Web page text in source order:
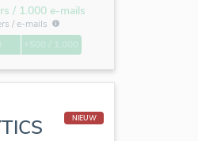
/ 1.000 e-mails
/e-mails
NIEUW